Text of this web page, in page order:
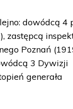
dowódcą 4
zastępcą
Poznań
3 Dywizji
generała